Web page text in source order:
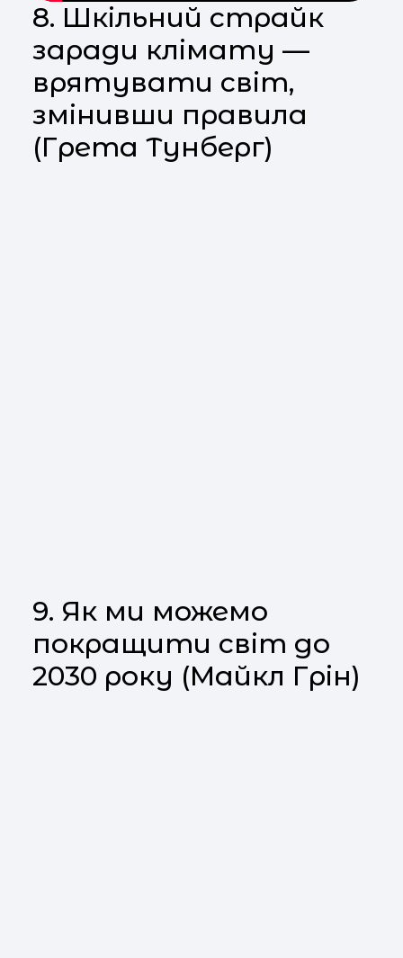
8. Шкільний страйк
заради клімату —
врятувати світ,
змінивши правила
(Грета Тунберг)
9. Як ми можемо
покращити світ до
2030 року (Майкл Грін)